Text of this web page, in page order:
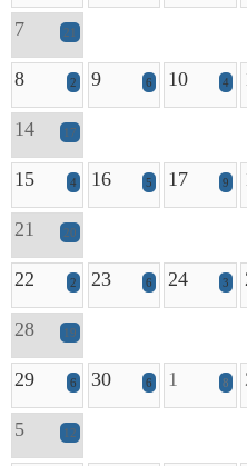
7 21
8 2 9 6 10 4
14 17
15 4 16 5 17 9
21 20
22 2 23 6 24 3
28 19
29 6 30 6 1 8
5 12